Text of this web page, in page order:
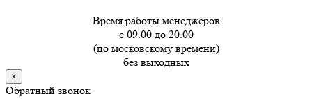
Время работы менеджеров
с 09.00 до 20.00
(по московскому времени)
без выходных
×
Обратный звонок